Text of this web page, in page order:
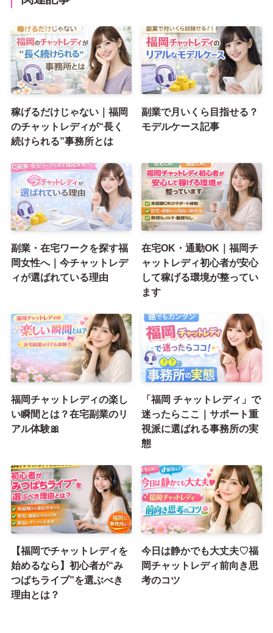
稼げるだけじゃない｜福岡
のチャットレディが“長く
続けられる”事務所とは
副業で月いくら目指せる？
モデルケース記事
副業・在宅ワークを探す福
岡女性へ｜今チャットレデ
ィが選ばれている理由
在宅OK・通勤OK｜福岡チ
ャットレディ初心者が安心
して稼げる環境が整ってい
ます
福岡チャットレディの楽し
い瞬間とは？在宅副業のリ
アル体験🎀
「福岡 チャットレディ」で
迷ったらここ｜サポート重
視派に選ばれる事務所の実
態
【福岡でチャットレディを
始めるなら】初心者が“み
つばちライブ”を選ぶべき
理由とは？
今日は静かでも大丈夫♡福
岡チャットレディ前向き思
考のコツ